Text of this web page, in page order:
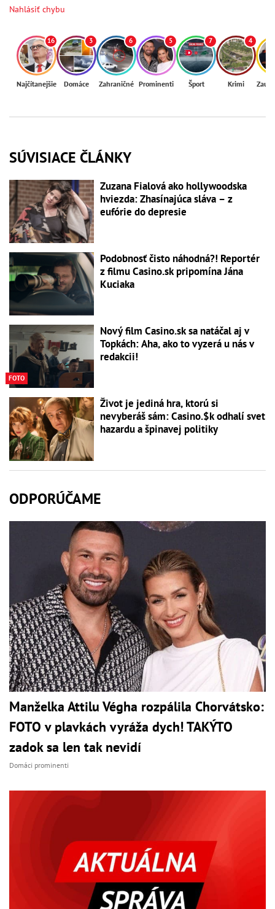
Nahlásiť chybu
16
Najčítanejšie
3
Domáce
6
Zahraničné
5
Prominenti
7
Šport
4
Krimi
SÚVISIACE ČLÁNKY
Zuzana Fialová ako hollywoodska
hviezda: Zhasínajúca sláva – z
eufórie do depresie
Podobnosť čisto náhodná?! Reportér
z filmu Casino.sk pripomína Jána
Kuciaka
FOTO
Nový film Casino.sk sa natáčal aj v
Topkách: Aha, ako to vyzerá u nás v
redakcii!
Život je jediná hra, ktorú si
nevyberáš sám: Casino.$k odhalí svet
hazardu a špinavej politiky
ODPORÚČAME
Manželka Attilu Végha rozpálila Chorvátsko:
FOTO v plavkách vyráža dych! TAKÝTO
zadok sa len tak nevidí
Domáci prominenti